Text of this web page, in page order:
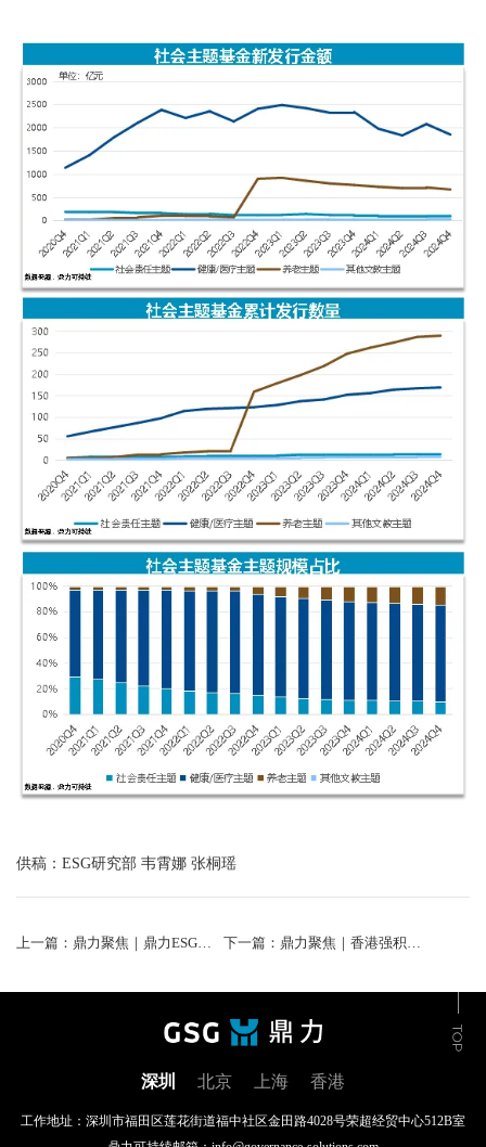
供稿：ESG研究部 韦霄娜 张桐瑶
上一篇：鼎力聚焦｜鼎力ESG动态2024年度总辑 下一篇：鼎力聚焦｜香港强积金ESG产品信披要求加强：ESG资管信披规范化提速，对内地监管制度建设有何启示
深圳 北京 上海 香港
工作地址：深圳市福田区莲花街道福中社区金田路4028号荣超经贸中心512B室